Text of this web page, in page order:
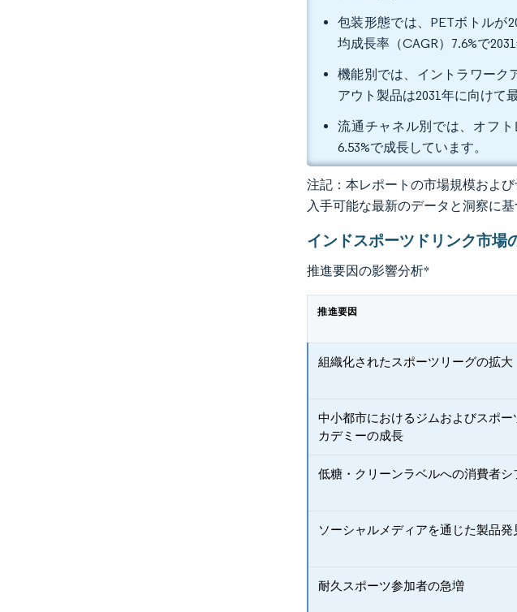
包装形態では、PETボトルが
均成長率（CAGR）7.6%で
機能別では、イントラワーク
アウト製品は2031年に向けて
流通チャネル別では、オフト
6.53%で成長しています。
注記：本レポートの市場規模およ
入手可能な最新のデータと洞察に基
インドスポーツドリンク市場
推進要因の影響分析*
推進要因
組織化されたスポーツリーグの拡大
中小都市におけるジムおよびスポー
カデミーの成長
低糖・クリーンラベルへの消費者シ
ソーシャルメディアを通じた製品発
耐久スポーツ参加者の急増